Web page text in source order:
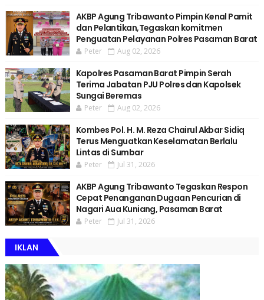
AKBP Agung Tribawanto Pimpin Kenal Pamit
dan Pelantikan,Tegaskan komitmen
Penguatan Pelayanan Polres Pasaman Barat
Peter Aug 02, 2026
Kapolres Pasaman Barat Pimpin Serah
Terima Jabatan PJU Polres dan Kapolsek
Sungai Beremas
Peter Aug 02, 2026
Kombes Pol. H. M. Reza Chairul Akbar Sidiq
Terus Menguatkan Keselamatan Berlalu
Lintas di Sumbar
Peter Jul 31, 2026
AKBP Agung Tribawanto Tegaskan Respon
Cepat Penanganan Dugaan Pencurian di
Nagari Aua Kuniang, Pasaman Barat
Peter Jul 31, 2026
IKLAN